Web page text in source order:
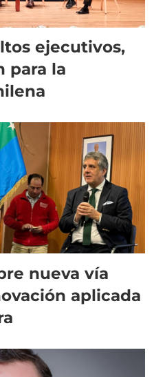
ejecutivos,
para la
nueva vía
aplicada